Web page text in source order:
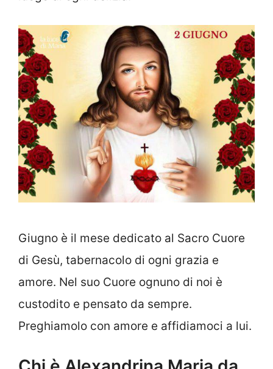
Giugno è il mese dedicato al Sacro Cuore
di Gesù, tabernacolo di ogni grazia e
amore. Nel suo Cuore ognuno di noi è
custodito e pensato da sempre.
Preghiamolo con amore e affidiamoci a lui.